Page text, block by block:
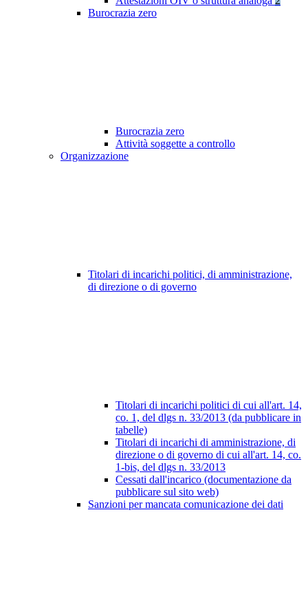
Burocrazia zero
Burocrazia zero
Attività soggette a controllo
Organizzazione
Titolari di incarichi politici, di amministrazione,
di direzione o di governo
Titolari di incarichi politici di cui all'art. 14,
co. 1, del dlgs n. 33/2013 (da pubblicare in
tabelle)
Titolari di incarichi di amministrazione, di
direzione o di governo di cui all'art. 14, co.
1-bis, del dlgs n. 33/2013
Cessati dall'incarico (documentazione da
pubblicare sul sito web)
Sanzioni per mancata comunicazione dei dati